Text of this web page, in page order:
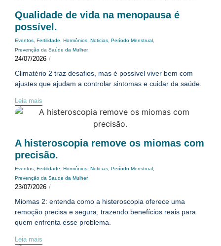
Qualidade de vida na menopausa é
possível.
Eventos, Fertilidade, Hormônios, Noticias, Período Menstrual,
Prevenção da Saúde da Mulher
24/07/2026 /
Climatério 2 traz desafios, mas é possível viver bem com
ajustes que ajudam a controlar sintomas e cuidar da saúde.
Leia mais
A histeroscopia remove os miomas com
precisão.
Eventos, Fertilidade, Hormônios, Noticias, Período Menstrual,
Prevenção da Saúde da Mulher
23/07/2026 /
Miomas 2: entenda como a histeroscopia oferece uma
remoção precisa e segura, trazendo benefícios reais para
quem enfrenta esse problema.
Leia mais